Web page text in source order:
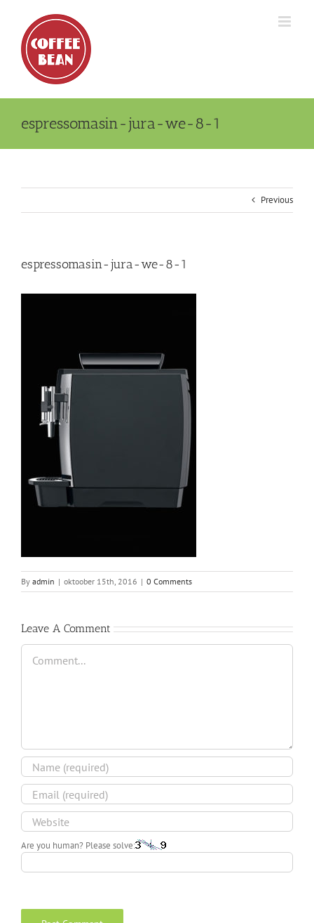
content
espressomasin-jura-we-8-1
Previous
espressomasin-jura-we-8-1
By admin | oktoober 15th, 2016 | 0 Comments
Leave A Comment
Comment
Are you human? Please solve: